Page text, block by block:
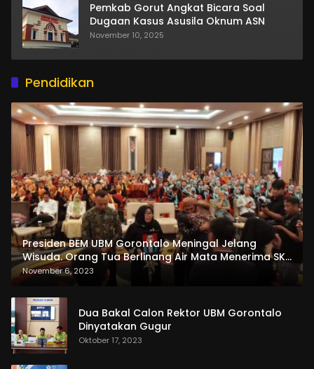
Pemkab Gorut Angkat Bicara Soal
Dugaan Kasus Asusila Oknum ASN
November 10, 2025
Pendidikan
Presiden BEM UBM Gorontalo Meningal Jelang
Wisuda. Orang Tua Berlinang Air Mata Menerima SKL
dan Pemasangan Salempang
November 6, 2023
Dua Bakal Calon Rektor UBM Gorontalo
Dinyatakan Gugur
Oktober 17, 2023